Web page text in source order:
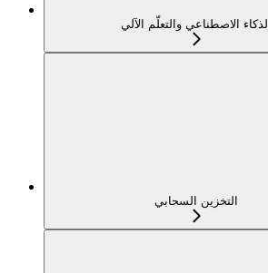
الذكاء الاصطناعي والتعلّم الآلي
التخزين السحابي